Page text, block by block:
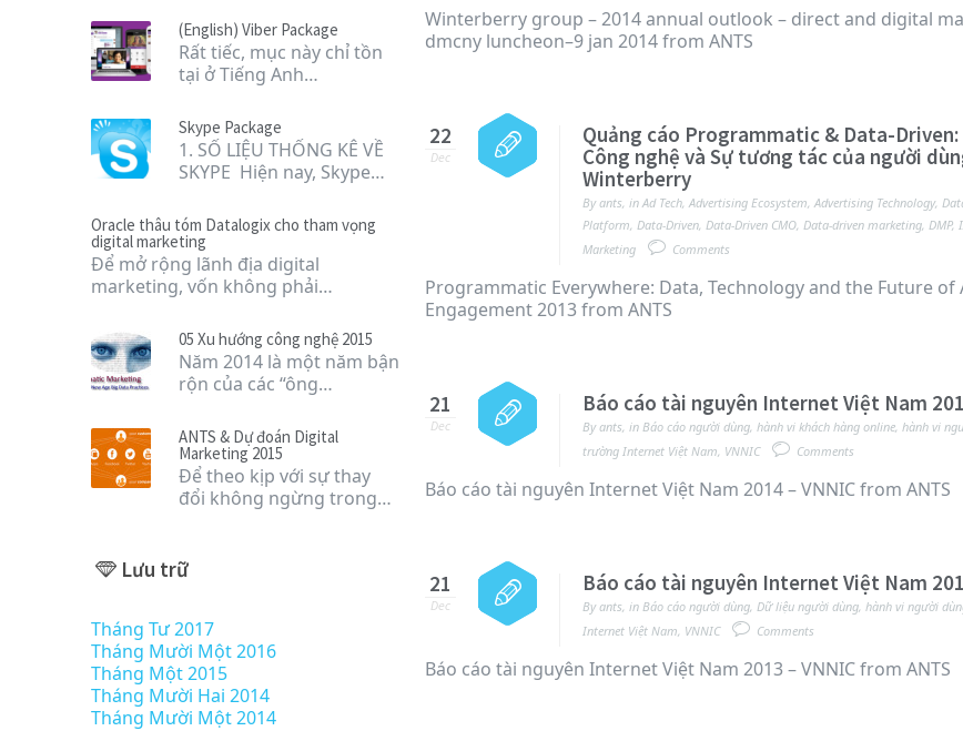
Winterberry group – 2014 annual outlook – direct and digital
dmcny luncheon–9 jan 2014 from ANTS
22
Dec
Quảng cáo Programmatic & Data-Driven:
Công nghệ và Sự tương tác của người
Winterberry
Byants, inAd Tech,Advertising Ecosystem,Advertising Technology,
Platform, Data-Driven, Data-Driven CMO, Data-driven marketing, DMP,
Marketing
Comments
Programmatic Everywhere: Data, Technology and the Future of
Engagement 2013 from ANTS
21
Dec
Báo cáo tài nguyên Internet Việt Nam
Byants, in Báo cáo người dùng, hành vi khách hàng online, hành vi
trường Internet Việt Nam, VNNIC Comments
Báo cáo tài nguyên Internet Việt Nam 2014 – VNNIC from ANTS
21
Dec
Báo cáo tài nguyên Internet Việt Nam
Byants, in Báo cáo người dùng, Dữ liệu người dùng, hành vi người
Internet Việt Nam, VNNIC Comments
Báo cáo tài nguyên Internet Việt Nam 2013 – VNNIC from ANTS
(English) Viber Package
Rất tiếc, mục này chỉ tồn
tại ở Tiếng Anh…
Skype Package
1. SỐ LIỆU THỐNG KÊ VỀ
SKYPE Hiện nay, Skype…
Oracle thâu tóm Datalogix cho tham vọng
digital marketing
Để mở rộng lãnh địa digital
marketing, vốn không phải…
05 Xu hướng công nghệ 2015
Năm 2014 là một năm bận
rộn của các “ông…
ANTS & Dự đoán Digital
Marketing 2015
Để theo kịp với sự thay
đổi không ngừng trong…
Lưu trữ
Tháng Tư 2017
Tháng Mười Một 2016
Tháng Một 2015
Tháng Mười Hai 2014
Tháng Mười Một 2014